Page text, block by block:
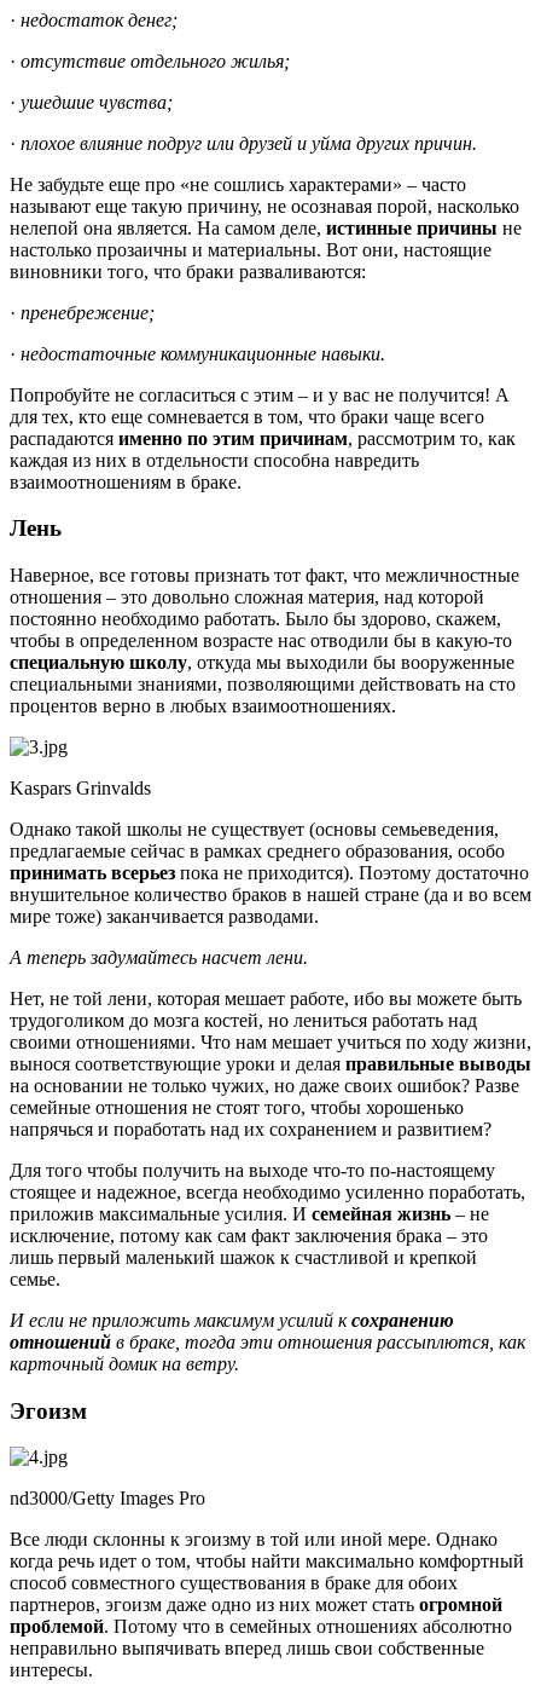
· недостаток денег;
· отсутствие отдельного жилья;
· ушедшие чувства;
· плохое влияние подруг или друзей и уйма других причин.
Не забудьте еще про «не сошлись характерами» – часто
называют еще такую причину, не осознавая порой, насколько
нелепой она является. На самом деле, истинные причины не
настолько прозаичны и материальны. Вот они, настоящие
виновники того, что браки разваливаются:
· пренебрежение;
· недостаточные коммуникационные навыки.
Попробуйте не согласиться с этим – и у вас не получится! А
для тех, кто еще сомневается в том, что браки чаще всего
распадаются именно по этим причинам, рассмотрим то, как
каждая из них в отдельности способна навредить
взаимоотношениям в браке.
Лень
Наверное, все готовы признать тот факт, что межличностные
отношения – это довольно сложная материя, над которой
постоянно необходимо работать. Было бы здорово, скажем,
чтобы в определенном возрасте нас отводили бы в какую-то
специальную школу, откуда мы выходили бы вооруженные
специальными знаниями, позволяющими действовать на сто
процентов верно в любых взаимоотношениях.
Kaspars Grinvalds
Однако такой школы не существует (основы семьеведения,
предлагаемые сейчас в рамках среднего образования, особо
принимать всерьез пока не приходится). Поэтому достаточно
внушительное количество браков в нашей стране (да и во всем
мире тоже) заканчивается разводами.
А теперь задумайтесь насчет лени.
Нет, не той лени, которая мешает работе, ибо вы можете быть
трудоголиком до мозга костей, но лениться работать над
своими отношениями. Что нам мешает учиться по ходу жизни,
вынося соответствующие уроки и делая правильные выводы
на основании не только чужих, но даже своих ошибок? Разве
семейные отношения не стоят того, чтобы хорошенько
напрячься и поработать над их сохранением и развитием?
Для того чтобы получить на выходе что-то по-настоящему
стоящее и надежное, всегда необходимо усиленно поработать,
приложив максимальные усилия. И семейная жизнь – не
исключение, потому как сам факт заключения брака – это
лишь первый маленький шажок к счастливой и крепкой
семье.
И если не приложить максимум усилий ксохранению
отношений в браке, тогда эти отношения рассыплются, как
карточный домик на ветру.
Эгоизм
nd3000/Getty Images Pro
Все люди склонны к эгоизму в той или иной мере. Однако
когда речь идет о том, чтобы найти максимально комфортный
способ совместного существования в браке для обоих
партнеров, эгоизм даже одно из них может стать огромной
проблемой. Потому что в семейных отношениях абсолютно
неправильно выпячивать вперед лишь свои собственные
интересы.